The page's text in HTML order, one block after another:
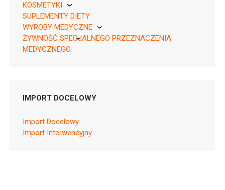
05909991560553 ¦ OTC ¦ 159278
30 szt.
05909991560560 ¦ OTC ¦ 159279
15 szt.
N07BA01
KOSMETYKI
Pierre Fabre
SUPLEMENTY DIETY
WYROBY MEDYCZNE
KikGel
ŻYWNOŚĆ SPECJALNEGO PRZEZNACZENIA
MEDYCZNEGO
IMPORT DOCELOWY
Import Docelowy
Import Interwencyjny